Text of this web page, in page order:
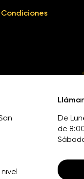
De
de